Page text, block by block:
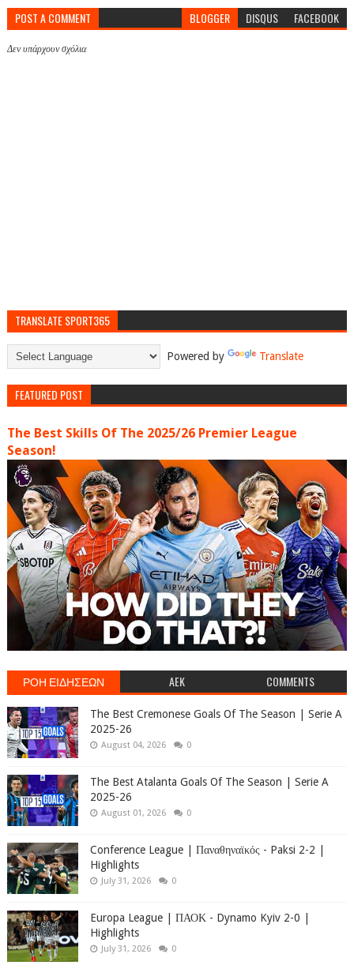
POST A COMMENT BLOGGER DISQUS FACEBOOK
Δεν υπάρχουν σχόλια
TRANSLATE SPORT365
Powered by Translate
FEATURED POST
The Best Skills Of The 2025/26 Premier League
Season!
ΡΟΗ ΕΙΔΗΣΕΩΝ AEK COMMENTS
The Best Cremonese Goals Of The Season | Serie A
2025-26
August 04, 2026 0
The Best Atalanta Goals Of The Season | Serie A
2025-26
August 01, 2026 0
Conference League | Παναθηναϊκός - Paksi 2-2 |
Highlights
July 31, 2026 0
Europa League | ΠΑΟΚ - Dynamo Kyiv 2-0 |
Highlights
July 31, 2026 0